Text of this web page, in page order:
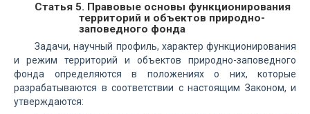
Статья 5. Правовые основы функционирования
территорий и объектов природно-
заповедного фонда
Задачи, научный профиль, характер функционирования
и режим территорий и объектов природно-заповедного
фонда определяются в положениях о них, которые
разрабатываются в соответствии с настоящим Законом, и
утверждаются: